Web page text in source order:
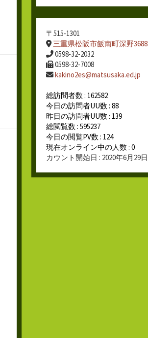
〒515-1301
三重県松阪市飯南町深野3688
0598-32-2032
0598-32-7008
kakino2es@matsusaka.ed.jp
総訪問者数 : 162582
今日の訪問者UU数 : 88
昨日の訪問者UU数 : 139
総閲覧数 : 595237
今日の閲覧PV数 : 124
現在オンライン中の人数 : 0
カウント開始日 : 2020年6月29日